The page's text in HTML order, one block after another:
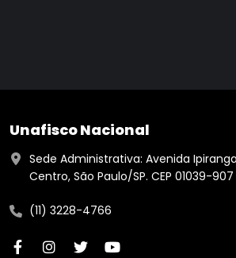
Unafisco Nacional
Sede Administrativa: Avenida
Centro, São Paulo/SP. CEP 01039-907
(11) 3228-4766